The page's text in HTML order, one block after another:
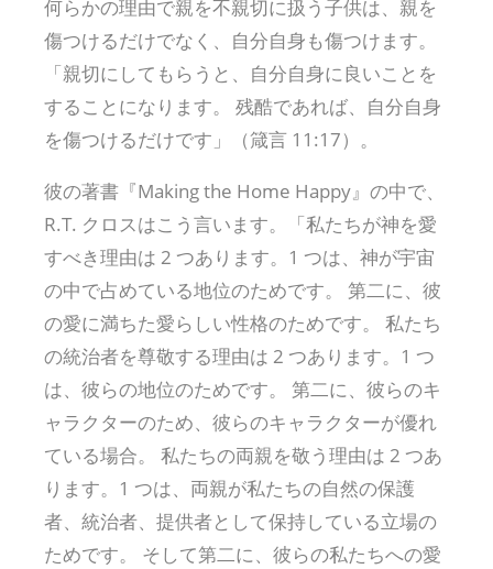
何らかの理由で親を不親切に扱う子供は、親を
傷つけるだけでなく、自分自身も傷つけます。
「親切にしてもらうと、自分自身に良いことを
することになります。 残酷であれば、自分自身
を傷つけるだけです」（箴言 11:17）。
彼の著書『Making the Home Happy』の中で、
R.T. クロスはこう言います。「私たちが神を愛
すべき理由は 2 つあります。1 つは、神が宇宙
の中で占めている地位のためです。 第二に、彼
の愛に満ちた愛らしい性格のためです。 私たち
の統治者を尊敬する理由は 2 つあります。1 つ
は、彼らの地位のためです。 第二に、彼らのキ
ャラクターのため、彼らのキャラクターが優れ
ている場合。 私たちの両親を敬う理由は 2 つあ
ります。1 つは、両親が私たちの自然の保護
者、統治者、提供者として保持している立場の
ためです。 そして第二に、彼らの私たちへの愛